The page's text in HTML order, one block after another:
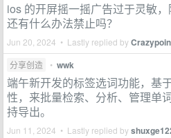
ios 的开屏摇一摇广告过于灵敏，
还有什么办法禁止吗？
Jun 20, 2024 • Lastly replied by
分享创造 • wwk
端午新开发的标签选词功能，基
性，来批量检索、分析、管理单
持导出。
Jun 11, 2024 • Lastly replied by